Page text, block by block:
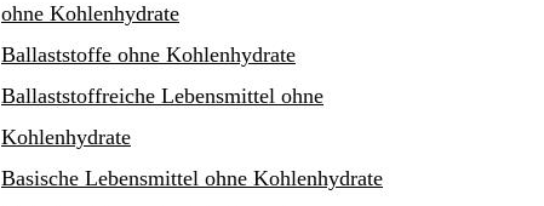
ohne Kohlenhydrate
Ballaststoffe ohne Kohlenhydrate
Ballaststoffreiche Lebensmittel ohne
Kohlenhydrate
Basische Lebensmittel ohne Kohlenhydrate